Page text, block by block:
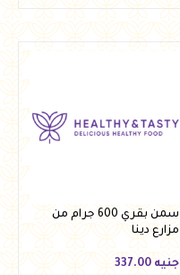
سمن بقري 600 جرام من
مزارع دينا
جنيه 337.00